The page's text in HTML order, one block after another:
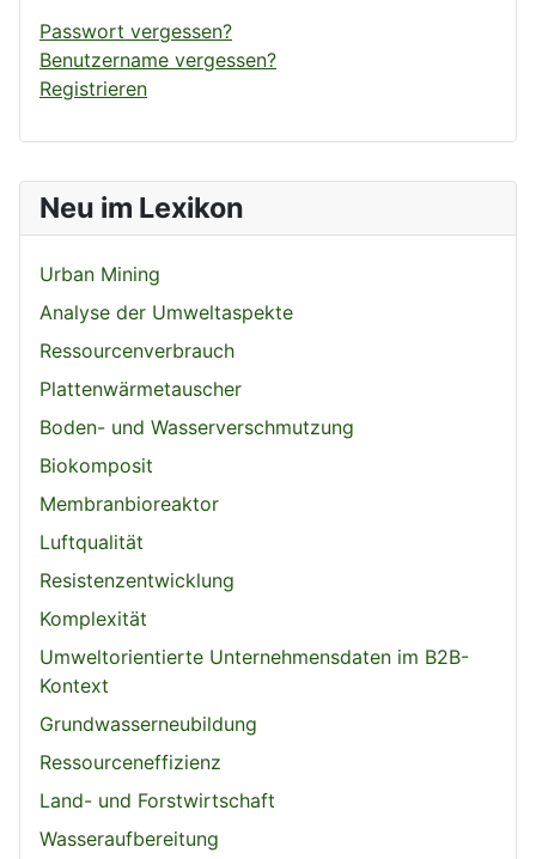
Neu im Lexikon
Urban Mining
Analyse der Umweltaspekte
Ressourcenverbrauch
Plattenwärmetauscher
Boden- und Wasserverschmutzung
Biokomposit
Membranbioreaktor
Luftqualität
Resistenzentwicklung
Komplexität
Umweltorientierte Unternehmensdaten im B2B-
Kontext
Grundwasserneubildung
Ressourceneffizienz
Land- und Forstwirtschaft
Wasseraufbereitung
Passwort vergessen?
Benutzername vergessen?
Registrieren